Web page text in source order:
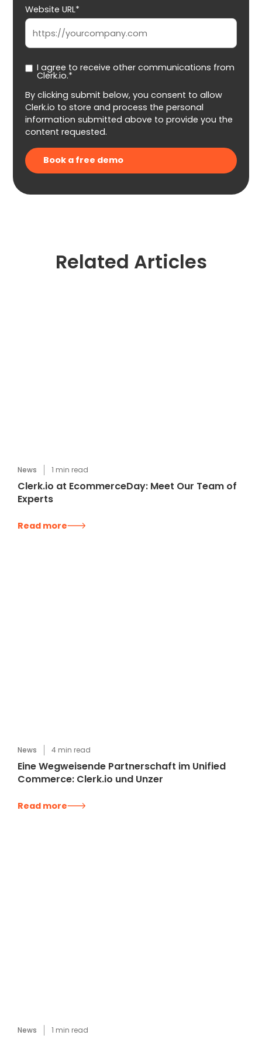
Website URL*
I agree to receive other communications from
Clerk.io.*
By clicking submit below, you consent to allow
Clerk.io to store and process the personal
information submitted above to provide you the
content requested.
Related Articles
News 1 min read
Clerk.io at EcommerceDay: Meet Our Team of
Experts
Read more
News 4 min read
Eine Wegweisende Partnerschaft im Unified
Commerce: Clerk.io und Unzer
Read more
News 1 min read